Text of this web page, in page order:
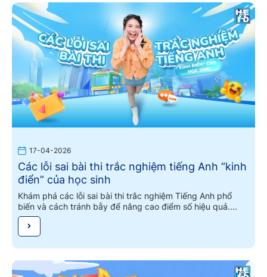
17-04-2026
Các lỗi sai bài thi trắc nghiệm tiếng Anh “kinh
điển” của học sinh
Khám phá các lỗi sai bài thi trắc nghiệm Tiếng Anh phổ
biến và cách tránh bẫy để nâng cao điểm số hiệu quả....